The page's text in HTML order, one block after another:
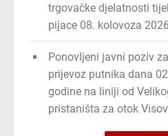
trgovačke djelatnosti
pijace 08. kolovoza
Ponovljeni javni poziv
prijevoz putnika dana
godine na liniji od
pristaništa za otok